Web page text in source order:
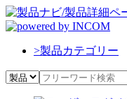
>製品カテゴリー